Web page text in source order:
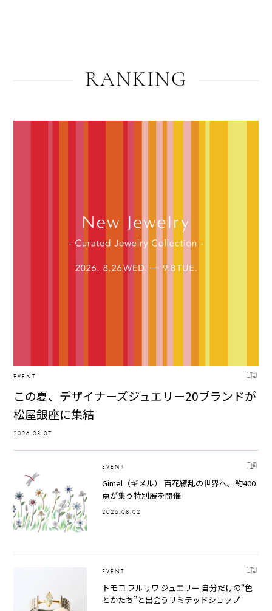
RANKING
EVENT
この夏、デザイナーズジュエリー20ブランドが
松屋銀座に集結
2026.08.07
EVENT
Gimel（ギメル） 百花繚乱の世界へ。約400
点が集う特別展を開催
2026.08.02
EVENT
トモコ フルサワ ジュエリー 自分だけの“色
とかたち”と出会うリミテッドショップ